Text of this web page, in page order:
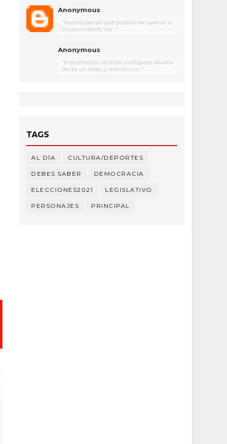
Anonymous
"nunca pensé que podría recuperar a
mi prometido ha..."
Anonymous
"el promotor ricardo rodríguez alvara
do es un falso y mentiroso "
TAGS
AL DÍA CULTURA/DEPORTES
DEBES SABER DEMOCRACIA
ELECCIONES2021 LEGISLATIVO
PERSONAJES PRINCIPAL